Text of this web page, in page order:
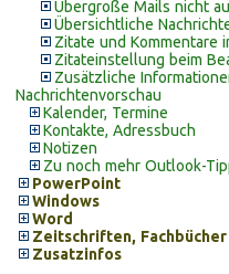
Übergroße Mails nicht
Übersichtliche
Zitate und Kommentare
Zitateinstellung beim
Zusätzliche
Nachrichtenvorschau
Kalender, Termine
Kontakte, Adressbuch
Notizen
Zu noch mehr Outlook-
PowerPoint
Windows
Word
Zeitschriften, Fachbücher
Zusatzinfos